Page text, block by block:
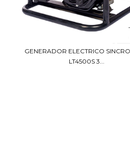
GENERADOR ELECTRICO
LT4500S 3...